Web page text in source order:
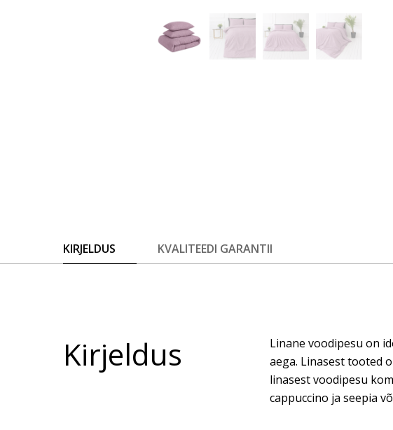
KIRJELDUS KVALITEEDI GARANTII
Kirjeldus
Linane voodipesu on
aega. Linasest tooted
linasest voodipesu
cappuccino ja seepia